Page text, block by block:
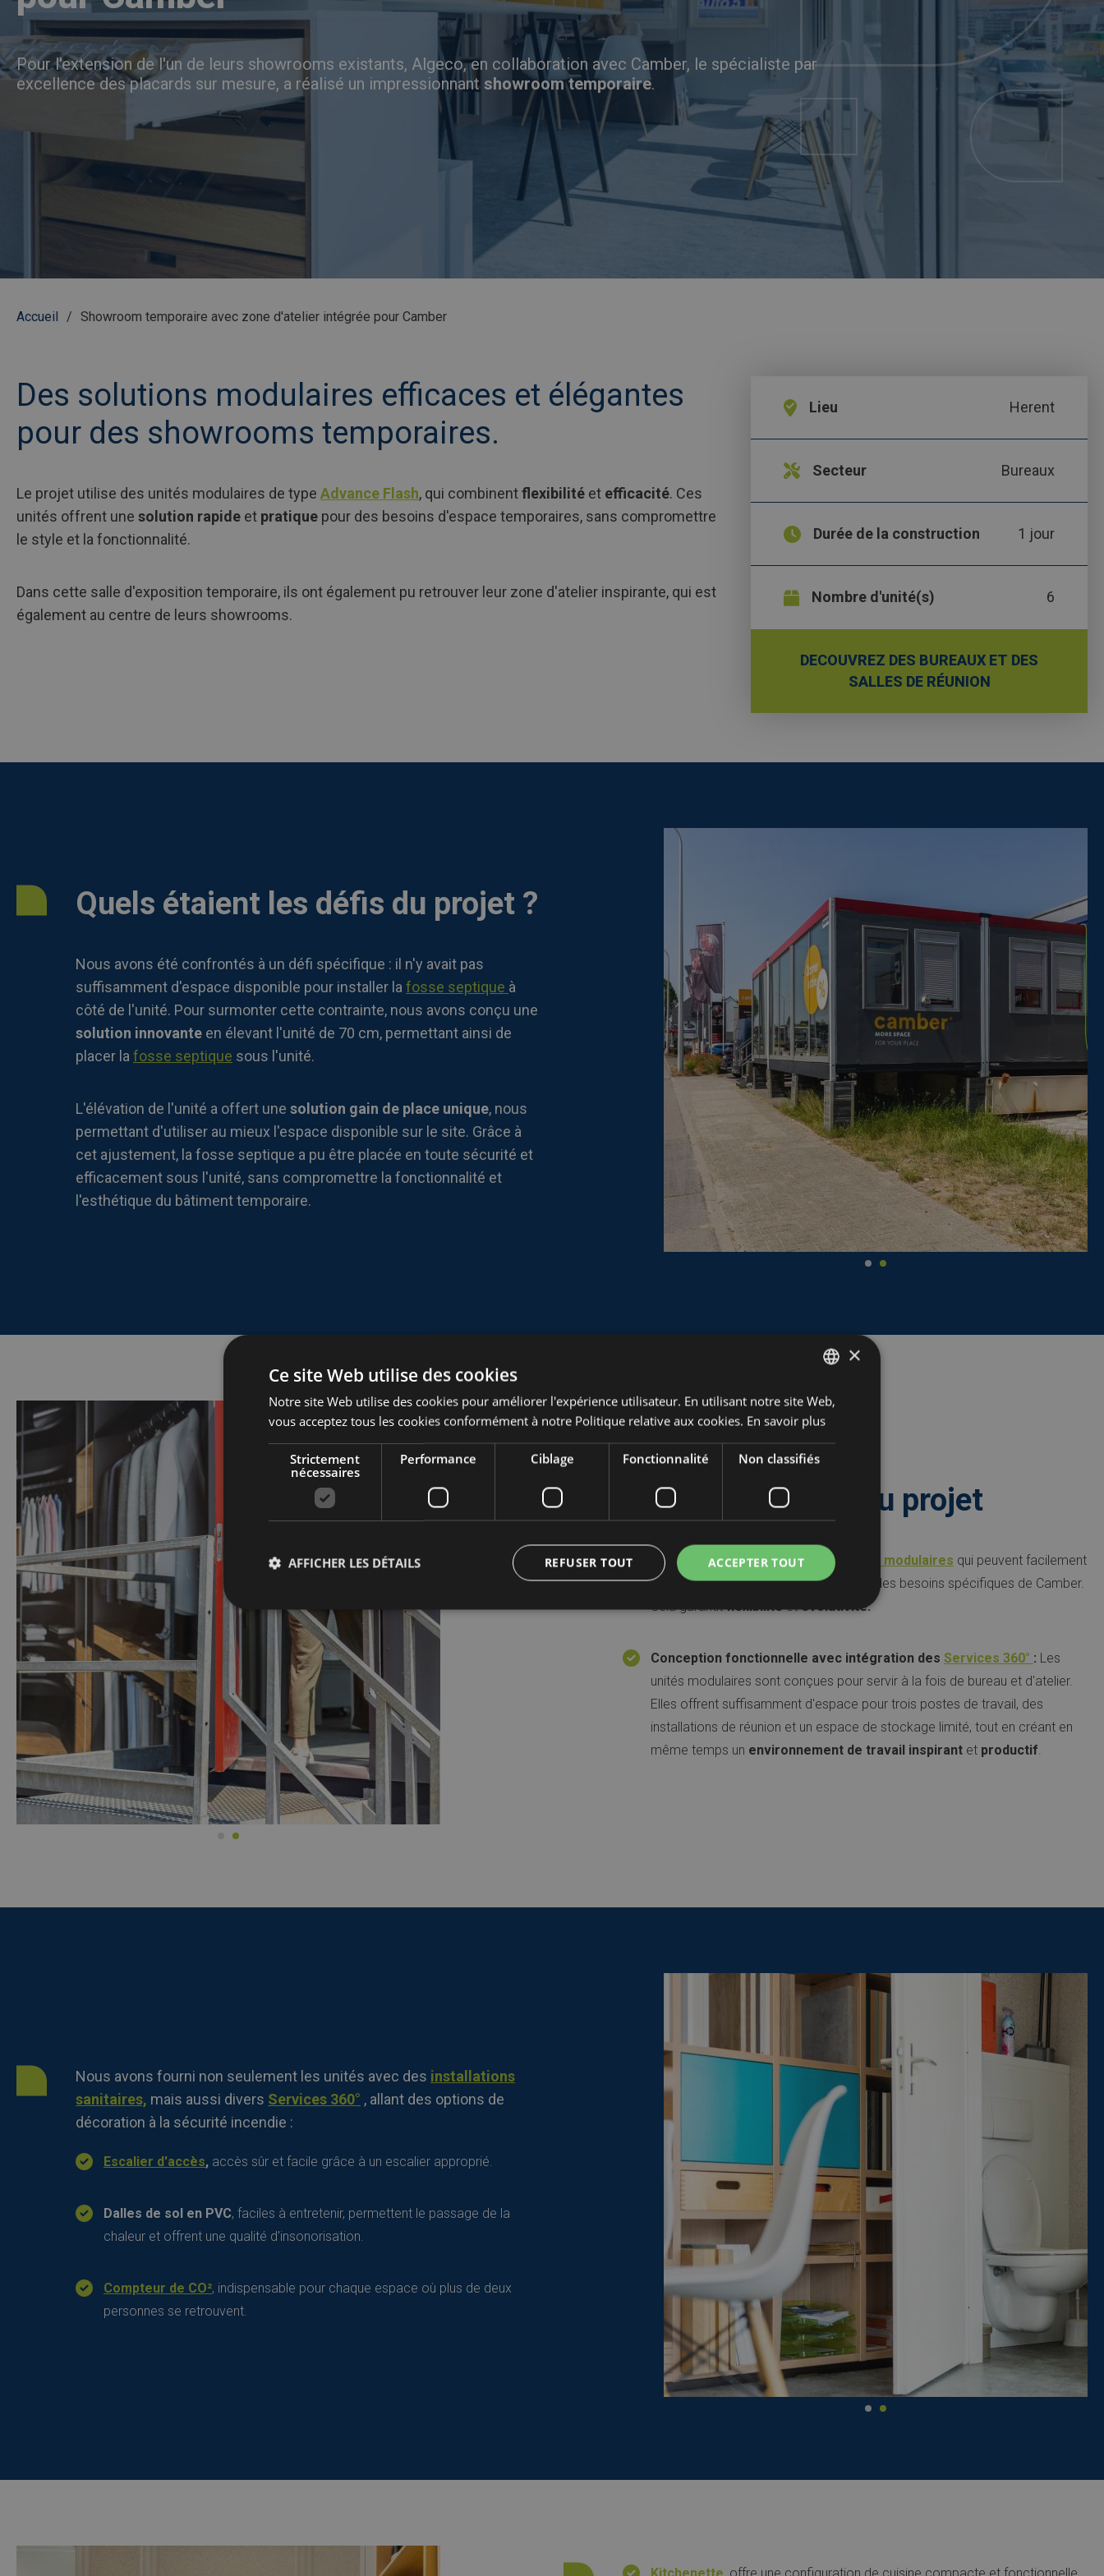
Pour l'extension de l'un de leurs showrooms existants, Algeco, en collaboration avec Camber, le spécialiste par
excellence des placards sur mesure, a réalisé un impressionnant showroom temporaire.
Fil
d'Ariane
Accueil Showroom temporaire avec zone d'atelier intégrée pour Camber
Des solutions modulaires efficaces et élégantes
pour des showrooms temporaires.
Le projet utilise des unités modulaires de type Advance Flash, qui combinentflexibilité et efficacité. Ces
unités offrent une solution rapide et pratique pour des besoins d'espace temporaires, sans compromettre
le style et la fonctionnalité.
Dans cette salle d'exposition temporaire, ils ont également pu retrouver leur zone d'atelier inspirante, qui est
également au centre de leurs showrooms.
Lieu Herent
Secteur Bureaux
Durée de la construction 1 jour
Nombre d'unité(s) 6
DECOUVREZ DES BUREAUX ET DES
SALLES DE RÉUNION
Quels étaient les défis du projet ?
Nous avons été confrontés à un défi spécifique : il n'y avait pas
suffisamment d'espace disponible pour installer la fosse septique à
côté de l'unité. Pour surmonter cette contrainte, nous avons conçu une
solution innovante en élevant l'unité de 70 cm, permettant ainsi de
placer la fosse septique sous l'unité.
L'élévation de l'unité a offert une solution gain de place unique, nous
permettant d'utiliser au mieux l'espace disponible sur le site. Grâce à
cet ajustement, la fosse septique a pu être placée en toute sécurité et
efficacement sous l'unité, sans compromettre la fonctionnalité et
l'esthétique du bâtiment temporaire.
Caractéristiques du projet
Modularité :Le projet utilise des unités modulaires qui peuvent facilement
être adaptées et étendues en fonction des besoins spécifiques de Camber.
Cela garantitflexibilitéetévolutivité.
Conception fonctionnelle avec intégration des Services 360° : Les
unités modulaires sont conçues pour servir à la fois de bureau et d'atelier.
Elles offrent suffisamment d'espace pour trois postes de travail, des
installations de réunion et un espace de stockage limité, tout en créant en
même temps un environnement de travail inspirant et productif
Nous avons fourni non seulement les unités avec des installations
sanitaires, mais aussi divers Services 360° , allant des options de
décoration à la sécurité incendie :
Escalier d'accès, accès sûr et facile grâce à un escalier approprié.
Dalles de sol en PVC, faciles à entretenir, permettent le passage de la
chaleur et offrent une qualité d'insonorisation.
Compteur de CO², indispensable pour chaque espace où plus de deux
personnes se retrouvent.
DUTCH
FRENCH
ENGLISH
×
Ce site Web utilise des cookies
Notre site Web utilise des cookies pour améliorer l'expérience utilisateur. En utilisant notre site Web,
vous acceptez tous les cookies conformément à notre Politique relative aux cookies. En savoir plus
Strictement
nécessaires
Performance Ciblage Fonctionnalité Non classifiés
ACCEPTER TOUT
REFUSER TOUT
AFFICHER LES DÉTAILS